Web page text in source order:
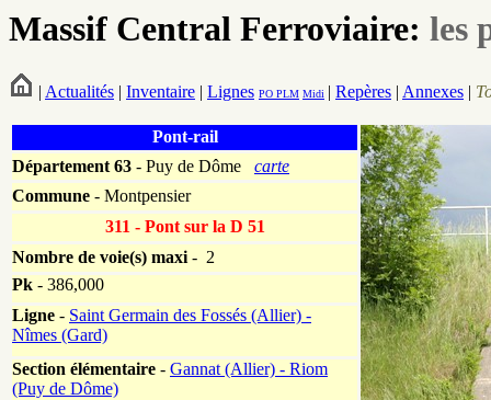
Massif Central Ferroviaire: les
| Actualités | Inventaire | Lignes PO PLM Midi | Repères | Annexes |
Pont-rail
Département63 - Puy de Dôme carte
Commune - Montpensier
311 - Pont sur la D 51
Nombre de voie(s) maxi- 2
Pk - 386,000
Ligne - Saint Germain des Fossés (Allier) -
Nîmes (Gard)
Section élémentaire - Gannat (Allier) - Riom
(Puy de Dôme)